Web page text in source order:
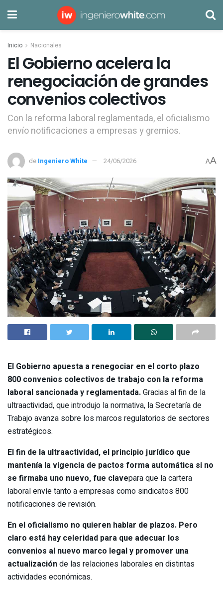
Inicio Nacionales
El Gobierno acelera la
renegociación de grandes
convenios colectivos
Con la reforma laboral reglamentada, el oficialismo
envío notificaciones a empresas y gremios.
de Ingeniero White 24/06/2026 AA
El Gobierno apuesta a renegociar en el corto plazo
800 convenios colectivos de trabajo con la reforma
laboral sancionada y reglamentada.Gracias al fin de la
ultraactividad, que introdujo la normativa, la Secretaría de
Trabajo avanza sobre los marcos regulatorios de sectores
estratégicos.
El fin de la ultraactividad, el principio jurídico que
mantenía la vigencia de pactos forma automática si no
se firmaba uno nuevo, fue clavepara que la cartera
laboral envíe tanto a empresas como sindicatos 800
notificaciones de revisión.
En el oficialismo no quieren hablar de plazos. Pero
claro está hay celeridad para que adecuar los
convenios al nuevo marco legal y promover una
actualizaciónde las relaciones laborales en distintas
actividades económicas.